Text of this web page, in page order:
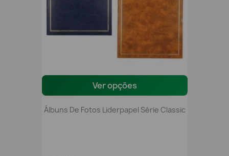
Ver opções
Álbuns De Fotos Liderpapel Série Classic